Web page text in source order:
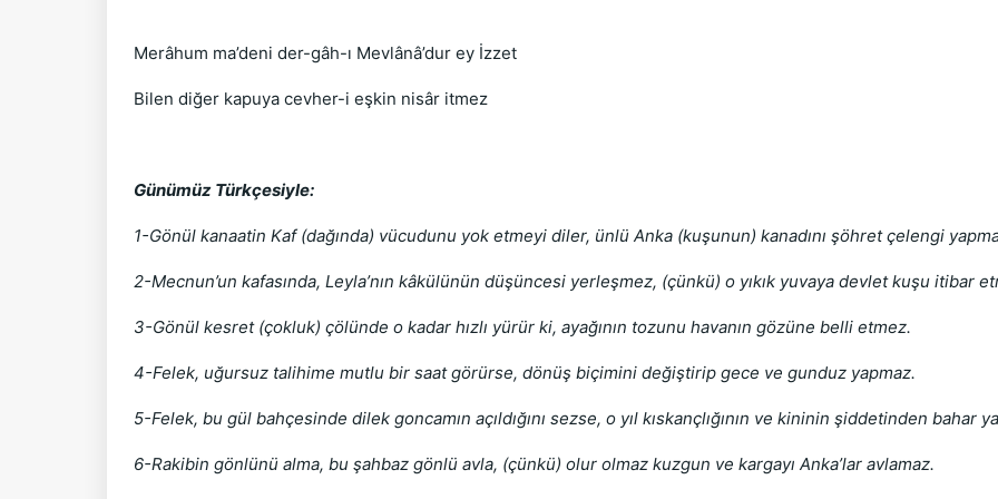
Merâhum ma’deni der-gâh-ı Mevlânâ’dur ey İzzet
Bilen diğer kapuya cevher-i eşkin nisâr itmez
Günümüz Türkçesiyle:
1-Gönül kanaatin Kaf (dağında) vücudunu yok etmeyi diler, ünlü Anka (kuşunun) kanadını şöhret çelengi
2-Mecnun’un kafasında, Leyla’nın kâkülünün düşüncesi yerleşmez, (çünkü) o yıkık yuvaya devlet kuşu itibar
3-Gönül kesret (çokluk) çölünde o kadar hızlı yürür ki, ayağının tozunu havanın gözüne belli etmez.
4-Felek, uğursuz talihime mutlu bir saat görürse, dönüş biçimini değiştirip gece ve gunduz yapmaz.
5-Felek, bu gül bahçesinde dilek goncamın açıldığını sezse, o yıl kıskançlığının ve kininin şiddetinden bahar
6-Rakibin gönlünü alma, bu şahbaz gönlü avla, (çünkü) olur olmaz kuzgun ve kargayı Anka’lar avlamaz.